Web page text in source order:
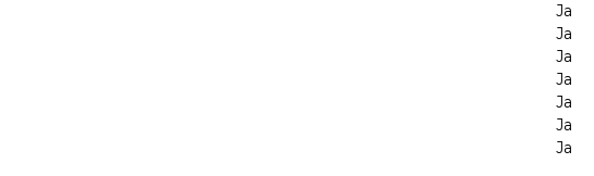
Ja
Ja
Ja
Ja
Ja
Ja
Ja